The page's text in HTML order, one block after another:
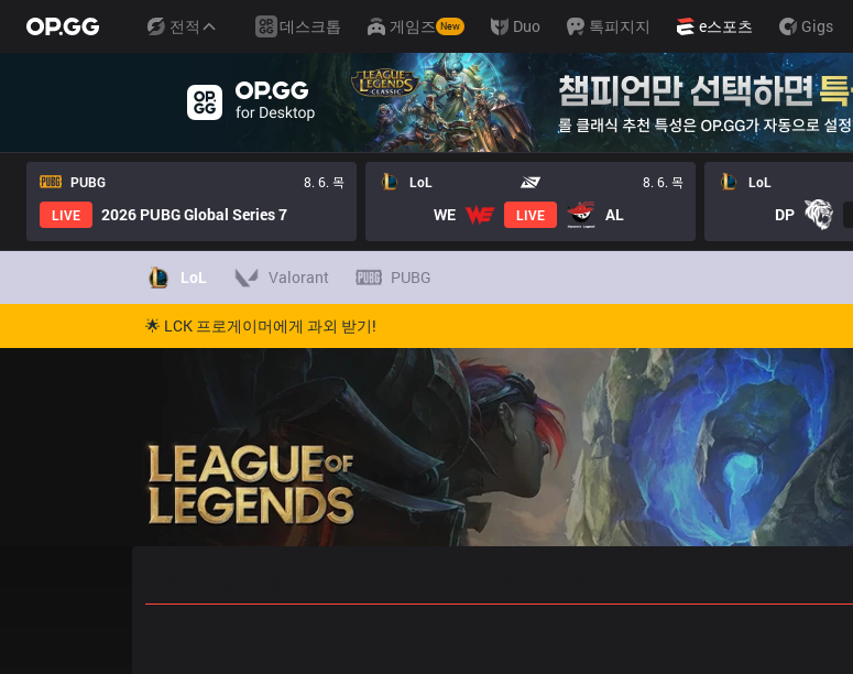
전적 데스크톱 게임즈 New Duo 톡피지지 e스포츠 Gigs
PUBG
8. 6. 목
LIVE
2026 PUBG Global Series 7
LoL 8. 6. 목
WE LIVE AL
LoL
DP
LoL Valorant PUBG
🌟 LCK 프로게이머에게 과외 받기!